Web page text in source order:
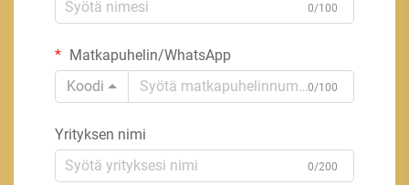
0/100
Matkapuhelin/WhatsApp
Koodi
0/100
Yrityksen nimi
0/200